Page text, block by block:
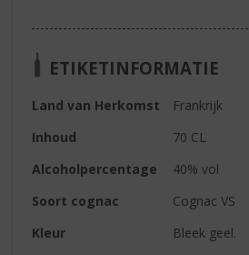
ETIKETINFORMATIE
Land van Herkomst
Frankrijk
Inhoud
70 CL
Alcoholpercentage
40% vol
Soort cognac
Cognac VS
Kleur
Bleek geel.